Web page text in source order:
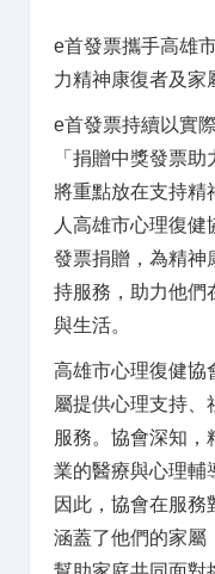
e首發票攜手高雄
力精神康復者及家
e首發票持續以實
「捐贈中獎發票
將重點放在支持精
人高雄市心理復
發票捐贈，為精神
持服務，助力他們
與生活。
高雄市心理復健協
屬提供心理支持、
服務。協會深知，
業的醫療與心理輔
因此，協會在服務
涵蓋了他們的家屬